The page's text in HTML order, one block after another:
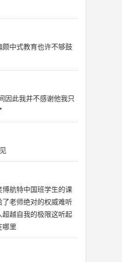
中式教育也许不够鼓
此我并不感谢他我只
航特中国班学生的课
老师绝对的权威难听
越自我的极限这听起
哪里